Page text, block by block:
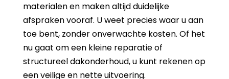
materialen en maken altijd duidelijke
afspraken vooraf. U weet precies waar u aan
toe bent, zonder onverwachte kosten. Of het
nu gaat om een kleine reparatie of
structureel dakonderhoud, u kunt rekenen op
een veilige en nette uitvoering.